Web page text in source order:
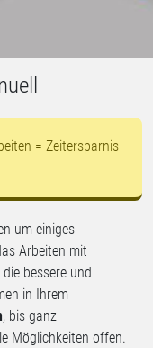
= Zeitersparnis
um einiges
Arbeiten mit
bessere und
in Ihrem
, bis ganz
Möglichkeiten offen.